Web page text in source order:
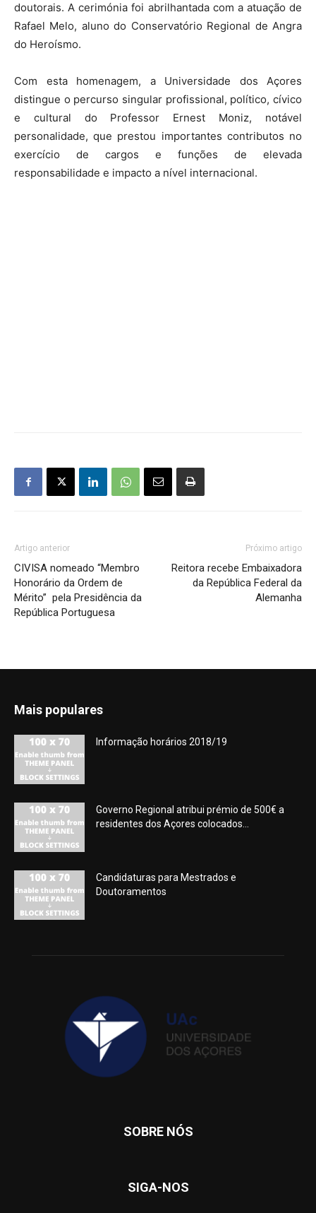
doutorais. A cerimónia foi abrilhantada com a atuação de
Rafael Melo, aluno do Conservatório Regional de Angra
do Heroísmo.
Com esta homenagem, a Universidade dos Açores
distingue o percurso singular profissional, político, cívico
e cultural do Professor Ernest Moniz, notável
personalidade, que prestou importantes contributos no
exercício de cargos e funções de elevada
responsabilidade e impacto a nível internacional.
Artigo anterior
CIVISA nomeado “Membro
Honorário da Ordem de
Mérito” pela Presidência da
República Portuguesa
Próximo artigo
Reitora recebe Embaixadora
da República Federal da
Alemanha
Mais populares
Informação horários 2018/19
Governo Regional atribui prémio de 500€ a
residentes dos Açores colocados...
Candidaturas para Mestrados e
Doutoramentos
SOBRE NÓS
SIGA-NOS